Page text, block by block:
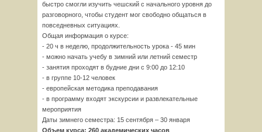
быстро смогли изучить чешский с начального уровня до
разговорного, чтобы студент мог свободно общаться в
повседневных ситуациях.
Общая информация о курсе:
- 20 ч в неделю, продолжительность урока - 45 мин
- можно начать учебу в зимний или летний семестр
- занятия проходят в будние дни с 9:00 до 12:10
- в группе 10-12 человек
- европейская методика преподавания
- в программу входят экскурсии и развлекательные
мероприятия
Даты зимнего семестра: 15 сентября – 30 января
Объем курса: 260 академических часов